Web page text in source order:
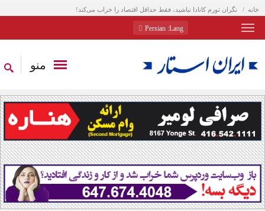
خانه نگران تورم کانادا نباشید، فقط حداقل اقتصاد را خراب می‌کند!
Lang
: Persian
منو